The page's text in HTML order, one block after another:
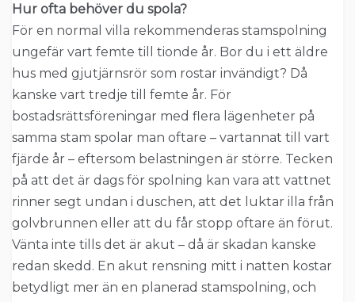
Hur ofta behöver du spola?
För en normal villa rekommenderas stamspolning
ungefär vart femte till tionde år. Bor du i ett äldre
hus med gjutjärnsrör som rostar invändigt? Då
kanske vart tredje till femte år. För
bostadsrättsföreningar med flera lägenheter på
samma stam spolar man oftare – vartannat till vart
fjärde år – eftersom belastningen är större. Tecken
på att det är dags för spolning kan vara att vattnet
rinner segt undan i duschen, att det luktar illa från
golvbrunnen eller att du får stopp oftare än förut.
Vänta inte tills det är akut – då är skadan kanske
redan skedd. En akut rensning mitt i natten kostar
betydligt mer än en planerad stamspolning, och